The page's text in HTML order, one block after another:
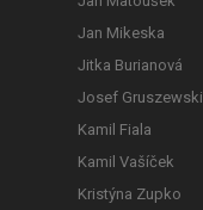
Jan Mikeska
Jitka Burianová
Josef Gruszewski
Kamil Fiala
Kamil Vašíček
Kristýna Zupko